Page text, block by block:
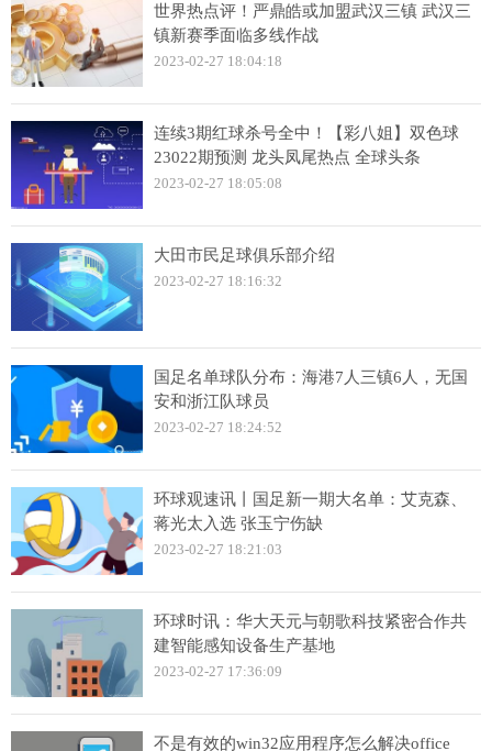
世界热点评！严鼎皓或加盟武汉三镇 武汉三
镇新赛季面临多线作战
2023-02-27 18:04:18
连续3期红球杀号全中！【彩八姐】双色球
23022期预测 龙头凤尾热点 全球头条
2023-02-27 18:05:08
大田市民足球俱乐部介绍
2023-02-27 18:16:32
国足名单球队分布：海港7人三镇6人，无国
安和浙江队球员
2023-02-27 18:24:52
环球观速讯丨国足新一期大名单：艾克森、
蒋光太入选 张玉宁伤缺
2023-02-27 18:21:03
环球时讯：华大天元与朝歌科技紧密合作共
建智能感知设备生产基地
2023-02-27 17:36:09
不是有效的win32应用程序怎么解决office